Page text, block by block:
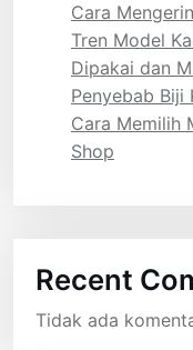
Cara
Tren Model
Dipakai dan
Penyebab Biji
Cara Memilih
Shop
Recent
Tidak ada